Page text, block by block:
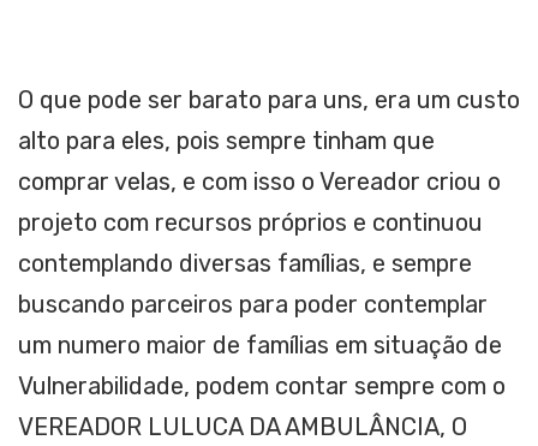
O que pode ser barato para uns, era um custo
alto para eles, pois sempre tinham que
comprar velas, e com isso o Vereador criou o
projeto com recursos próprios e continuou
contemplando diversas famílias, e sempre
buscando parceiros para poder contemplar
um numero maior de famílias em situação de
Vulnerabilidade, podem contar sempre com o
VEREADOR LULUCA DA AMBULÂNCIA, O